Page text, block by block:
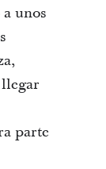
unos
llegar
parte